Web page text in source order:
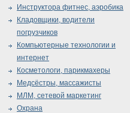
Инструктора фитнес, аэробика
Кладовщики, водители
погрузчиков
Компьютерные технологии и
интернет
Косметологи, парикмахеры
Медсёстры, массажисты
МЛМ, сетевой маркетинг
Охрана